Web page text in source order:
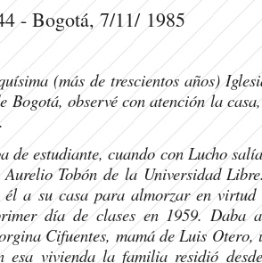
- Bogotá, 7/11/ 1985
(más de trescientos años)
Bogotá, observé con atención la
de estudiante, cuando con Lucho
Tobón de la Universidad
él a su casa para almorzar en
día de clases en 1959. Daba
Cifuentes, mamá de Luis Otero,
esa vivienda la familia residió